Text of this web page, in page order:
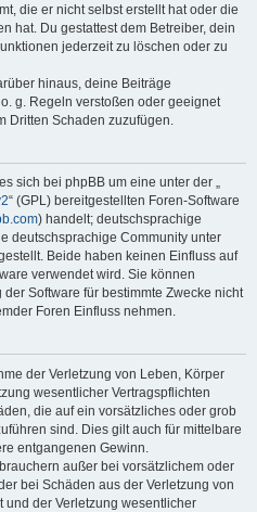
die er nicht selbst erstellt hat oder die
hat. Du gestattest dem Betreiber, dein
jederzeit zu löschen oder zu
hinaus, deine Beiträge
g. Regeln verstoßen oder geeignet
Dritten Schaden zuzufügen.
sich bei phpBB um eine unter der „
“ (GPL) bereitgestellten Foren-Software
) handelt; deutschsprachige
deutschsprachige Community unter
Beide haben keinen Einfluss auf
verwendet wird. Sie können
Software für bestimmte Zwecke nicht
Foren Einfluss nehmen.
der Verletzung von Leben, Körper
wesentlicher Vertragspflichten
die auf ein vorsätzliches oder grob
sind. Dies gilt auch für mittelbare
entgangenen Gewinn.
außer bei vorsätzlichem oder
bei Schäden aus der Verletzung von
und der Verletzung wesentlicher